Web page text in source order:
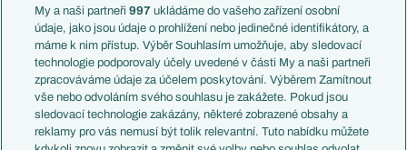
Témata
Představení týmů MS
EuroSkauting
PL v kostce
Evropské koeficienty
Přestupy
Přestupové spekulace
Zranění
Francie
Itálie
Německo
Španělsko
Argentina
Brazílie
Přestupy
My a naši partneři997 ukládáme do vašeho zařízení osobní
údaje, jako jsou údaje o prohlížení nebo jedinečné identifikátory, a
máme k nim přístup. Výběr Souhlasím umožňuje, aby sledovací
technologie podporovaly účely uvedené v části My a naši partneři
zpracováváme údaje za účelem poskytování. Výběrem Zamítnout
vše nebo odvoláním svého souhlasu je zakážete. Pokud jsou
sledovací technologie zakázány, některé zobrazené obsahy a
reklamy pro vás nemusí být tolik relevantní. Tuto nabídku můžete